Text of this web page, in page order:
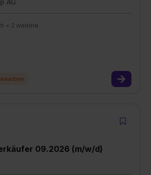
AG
+ 2 weitere
09.2026 (m/w/d)